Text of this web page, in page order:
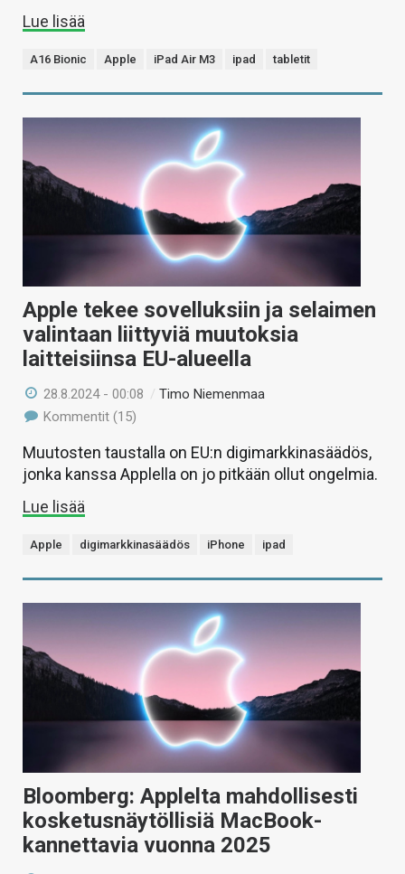
Lue lisää
A16 Bionic Apple iPad Air M3 ipad tabletit
Apple tekee sovelluksiin ja selaimen
valintaan liittyviä muutoksia
laitteisiinsa EU-alueella
28.8.2024 - 00:08 /Timo Niemenmaa
Kommentit (15)
Muutosten taustalla on EU:n digimarkkinasäädös,
jonka kanssa Applella on jo pitkään ollut ongelmia.
Lue lisää
Apple digimarkkinasäädös iPhone ipad
Bloomberg: Applelta mahdollisesti
kosketusnäytöllisiä MacBook-
kannettavia vuonna 2025